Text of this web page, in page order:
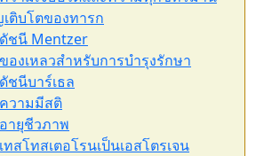
ติบโตของทารก
ชนี Mentzer
องเหลวสำหรับการบำรุงรักษา
ชนีบาร์เธล
วามมีสติ
ายุชีวภาพ
สโทสเตอโรนเป็นเอสโตรเจน